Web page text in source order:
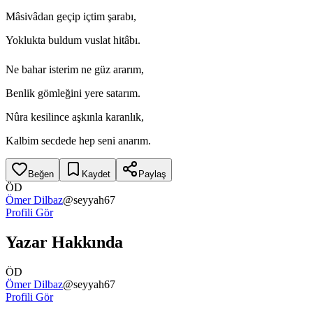
Mâsivâdan geçip içtim şarabı,
Yoklukta buldum vuslat hitâbı.
Ne bahar isterim ne güz ararım,
Benlik gömleğini yere satarım.
Nûra kesilince aşkınla karanlık,
Kalbim secdede hep seni anarım.
Beğen Kaydet Paylaş
ÖD
Ömer Dilbaz@seyyah67
Profili Gör
Yazar Hakkında
ÖD
Ömer Dilbaz@seyyah67
Profili Gör